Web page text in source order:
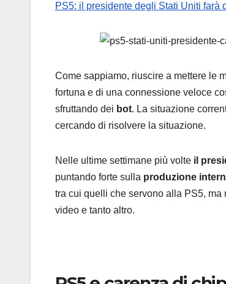
PS5: il presidente degli Stati Uniti farà
Come sappiamo, riuscire a mettere le
fortuna e di una connessione veloce
sfruttando dei bot. La situazione
cercando di risolvere la situazione.
Nelle ultime settimane più volte il
puntando forte sulla produzione
tra cui quelli che servono alla PS5,
video e tanto altro.